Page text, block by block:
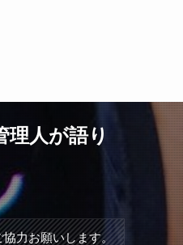
理人が語り
力お願いします。